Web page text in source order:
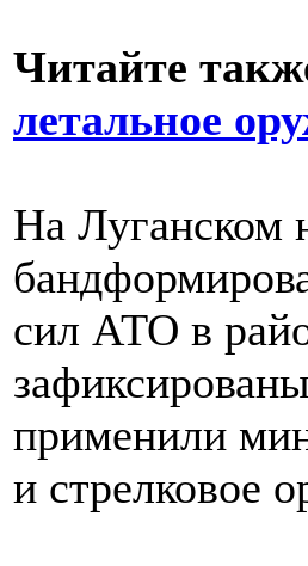
Читайте
летальное
На Луганском
сил АТО в
применили
и стрелковое